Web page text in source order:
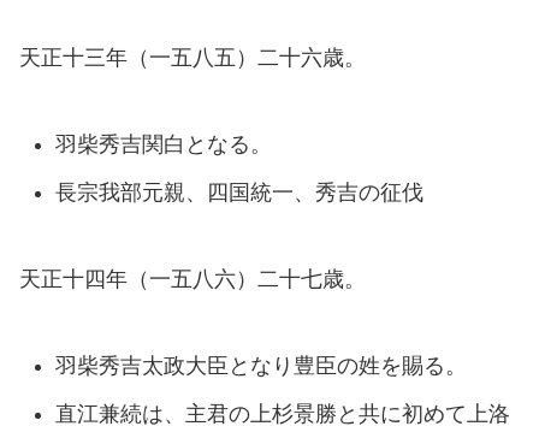
天正十三年（一五八五）二十六歳。
羽柴秀吉関白となる。
長宗我部元親、四国統一、秀吉の征伐
天正十四年（一五八六）二十七歳。
羽柴秀吉太政大臣となり豊臣の姓を賜る。
直江兼続は、主君の上杉景勝と共に初めて上洛